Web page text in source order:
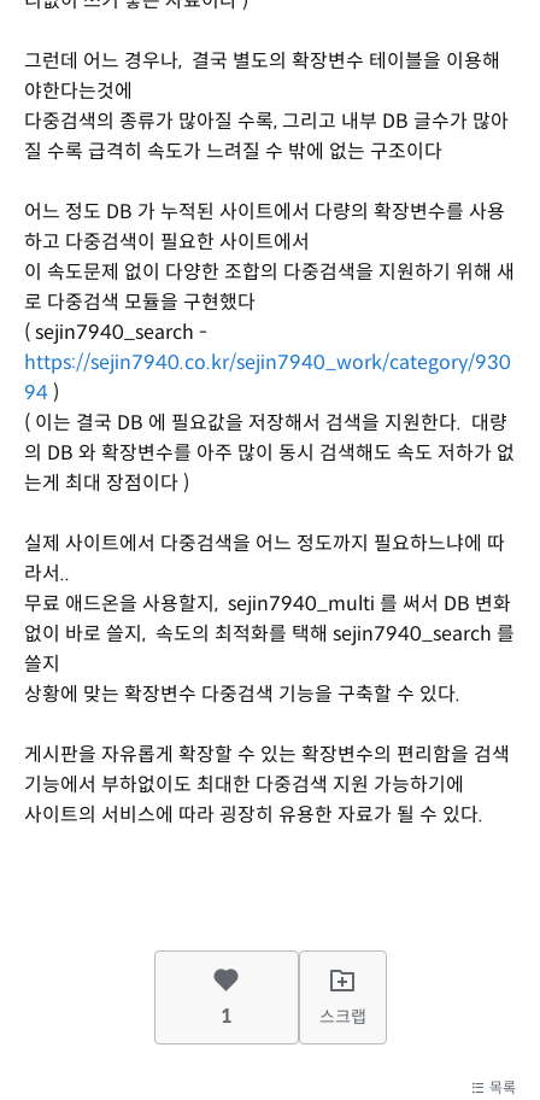
그런데 어느 경우나, 결국 별도의 확장변수 테이블을 이용해
야한다는것에
다중검색의 종류가 많아질 수록, 그리고 내부 DB 글수가 많아
질 수록 급격히 속도가 느려질 수 밖에 없는 구조이다
어느 정도 DB 가 누적된 사이트에서 다량의 확장변수를 사용
하고 다중검색이 필요한 사이트에서
이 속도문제 없이 다양한 조합의 다중검색을 지원하기 위해 새
로 다중검색 모듈을 구현했다
( sejin7940_search -
https://sejin7940.co.kr/sejin7940_work/category/930
94 )
( 이는 결국 DB 에 필요값을 저장해서 검색을 지원한다. 대량
의 DB 와 확장변수를 아주 많이 동시 검색해도 속도 저하가 없
는게 최대 장점이다 )
실제 사이트에서 다중검색을 어느 정도까지 필요하느냐에 따
라서..
무료 애드온을 사용할지, sejin7940_multi 를 써서 DB 변화
없이 바로 쓸지, 속도의 최적화를 택해 sejin7940_search 를
쓸지
상황에 맞는 확장변수 다중검색 기능을 구축할 수 있다.
게시판을 자유롭게 확장할 수 있는 확장변수의 편리함을 검색
기능에서 부하없이도 최대한 다중검색 지원 가능하기에
사이트의 서비스에 따라 굉장히 유용한 자료가 될 수 있다.
1 스크랩
목록